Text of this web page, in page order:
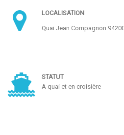
LOCALISATION
Quai Jean Compagnon
STATUT
A quai et en croisière